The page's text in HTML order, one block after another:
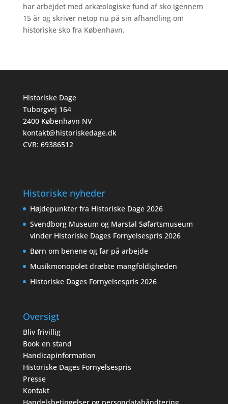
har arbejdet med arkæologiske fund af sko igennem
15 år og skriver netop nu på sin afhandling om
historiske sko fra København.
Historiske Dage
Tuborgvej 164
2400 København NV
kontakt@historiskedage.dk
CVR: 69386512
Historiske nyheder
Højdepunkter fra Historiske Dage 2026
Svendborg Museum og Marstal Søfartsmuseum
vinder Historiske Dages Fornyelsespris 2026
Børn om benene og far på arbejde
Musikmonopolet dræbte mangfoldigheden
Historiske Dages Fornyelsespris 2026
Oversigt
Bliv frivillig
Book en stand
Handicapinformation
Historiske Dages Fornyelsespris
Presse
Kontakt